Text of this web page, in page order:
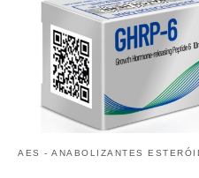
AES - ANABOLIZANTES